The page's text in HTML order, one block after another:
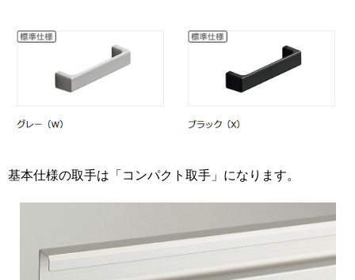
基本仕様の取手は「コンパクト取手」になります。